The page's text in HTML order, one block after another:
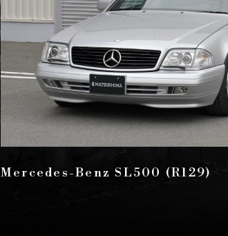
Mercedes-Benz SL500 (R129)